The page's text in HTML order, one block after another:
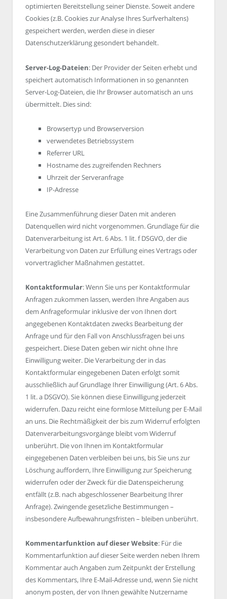
optimierten Bereitstellung seiner Dienste. Soweit andere
Cookies (z.B. Cookies zur Analyse Ihres Surfverhaltens)
gespeichert werden, werden diese in dieser
Datenschutzerklärung gesondert behandelt.
Server-Log-Dateien: Der Provider der Seiten erhebt und
speichert automatisch Informationen in so genannten
Server-Log-Dateien, die Ihr Browser automatisch an uns
übermittelt. Dies sind:
Browsertyp und Browserversion
verwendetes Betriebssystem
Referrer URL
Hostname des zugreifenden Rechners
Uhrzeit der Serveranfrage
IP-Adresse
Eine Zusammenführung dieser Daten mit anderen
Datenquellen wird nicht vorgenommen. Grundlage für die
Datenverarbeitung ist Art. 6 Abs. 1 lit. f DSGVO, der die
Verarbeitung von Daten zur Erfüllung eines Vertrags oder
vorvertraglicher Maßnahmen gestattet.
Kontaktformular: Wenn Sie uns per Kontaktformular
Anfragen zukommen lassen, werden Ihre Angaben aus
dem Anfrageformular inklusive der von Ihnen dort
angegebenen Kontaktdaten zwecks Bearbeitung der
Anfrage und für den Fall von Anschlussfragen bei uns
gespeichert. Diese Daten geben wir nicht ohne Ihre
Einwilligung weiter. Die Verarbeitung der in das
Kontaktformular eingegebenen Daten erfolgt somit
ausschließlich auf Grundlage Ihrer Einwilligung (Art. 6 Abs.
1 lit. a DSGVO). Sie können diese Einwilligung jederzeit
widerrufen. Dazu reicht eine formlose Mitteilung per E-Mail
an uns. Die Rechtmäßigkeit der bis zum Widerruf erfolgten
Datenverarbeitungsvorgänge bleibt vom Widerruf
unberührt. Die von Ihnen im Kontaktformular
eingegebenen Daten verbleiben bei uns, bis Sie uns zur
Löschung auffordern, Ihre Einwilligung zur Speicherung
widerrufen oder der Zweck für die Datenspeicherung
entfällt (z.B. nach abgeschlossener Bearbeitung Ihrer
Anfrage). Zwingende gesetzliche Bestimmungen –
insbesondere Aufbewahrungsfristen – bleiben unberührt.
Kommentarfunktion auf dieser Website: Für die
Kommentarfunktion auf dieser Seite werden neben Ihrem
Kommentar auch Angaben zum Zeitpunkt der Erstellung
des Kommentars, Ihre E-Mail-Adresse und, wenn Sie nicht
anonym posten, der von Ihnen gewählte Nutzername